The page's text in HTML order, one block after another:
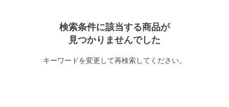
検索条件に該当する商品が
見つかりませんでした
キーワードを変更して再検索してください。